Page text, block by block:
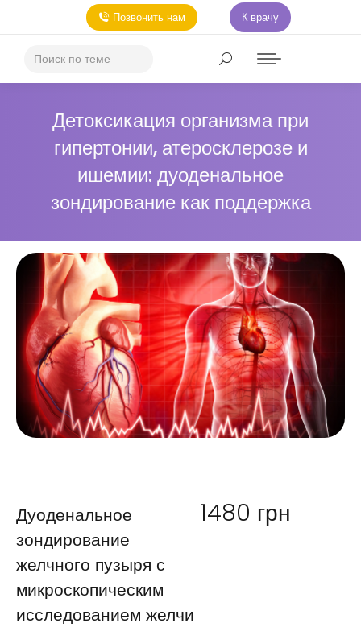
Позвонить нам К врачу
Детоксикация организма при
гипертонии, атеросклерозе и
ишемии: дуоденальное
зондирование как поддержка
Дуоденальное
зондирование
желчного пузыря с
микроскопическим
исследованием желчи
1480 грн